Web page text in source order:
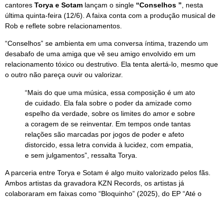
cantores Torya e Sotam lançam o single “Conselhos ” , nesta
última quinta-feira (12/6). A faixa conta com a produção musical de
Rob e reflete sobre relacionamentos.
“Conselhos” se ambienta em uma conversa íntima, trazendo um
desabafo de uma amiga que vê seu amigo envolvido em um
relacionamento tóxico ou destrutivo. Ela tenta alertá-lo, mesmo que
o outro não pareça ouvir ou valorizar.
“Mais do que uma música, essa composição é um ato
de cuidado. Ela fala sobre o poder da amizade como
espelho da verdade, sobre os limites do amor e sobre
a coragem de se reinventar. Em tempos onde tantas
relações são marcadas por jogos de poder e afeto
distorcido, essa letra convida à lucidez, com empatia,
e sem julgamentos”, ressalta Torya.
A parceria entre Torya e Sotam é algo muito valorizado pelos fãs.
Ambos artistas da gravadora KZN Records, os artistas já
colaboraram em faixas como “Bloquinho” (2025), do EP “Até o